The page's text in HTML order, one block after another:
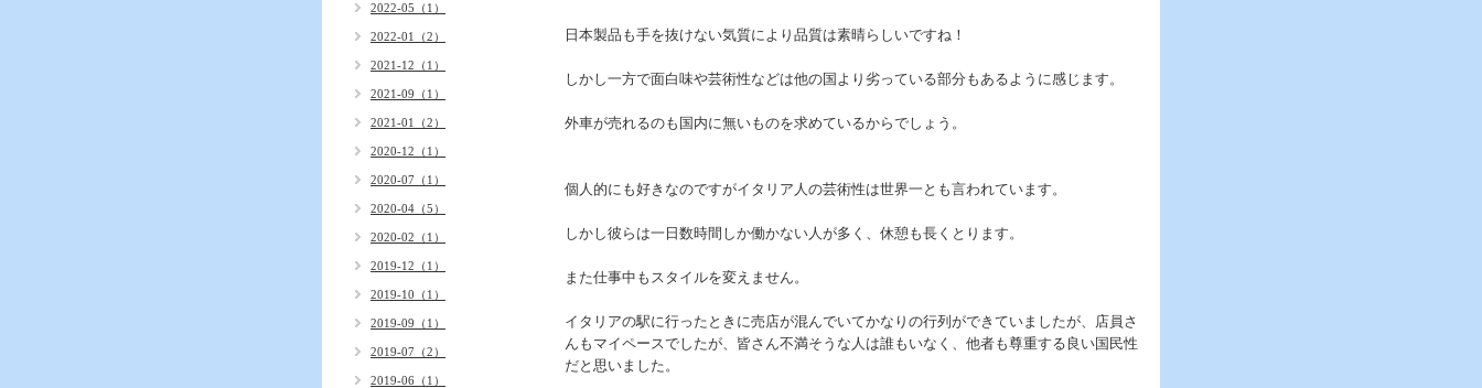
日本製品も手を抜けない気質により品質は素晴らしいですね！
しかし一方で面白味や芸術性などは他の国より劣っている部分もあるように感じます。
外車が売れるのも国内に無いものを求めているからでしょう。
個人的にも好きなのですがイタリア人の芸術性は世界一とも言われています。
しかし彼らは一日数時間しか働かない人が多く、休憩も長くとります。
また仕事中もスタイルを変えません。
イタリアの駅に行ったときに売店が混んでいてかなりの行列ができていましたが、店員さ
んもマイペースでしたが、皆さん不満そうな人は誰もいなく、他者も尊重する良い国民性
だと思いました。
2022-05（1）
2022-01（2）
2021-12（1）
2021-09（1）
2021-01（2）
2020-12（1）
2020-07（1）
2020-04（5）
2020-02（1）
2019-12（1）
2019-10（1）
2019-09（1）
2019-07（2）
2019-06（1）